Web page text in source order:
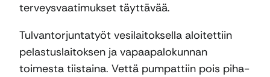
terveysvaatimukset täyttävää.
Tulvantorjuntatyöt vesilaitoksella aloitettiin
pelastuslaitoksen ja vapaapalokunnan
toimesta tiistaina. Vettä pumpattiin pois piha-